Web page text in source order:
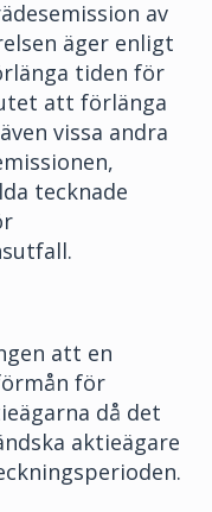
av
äger enligt
tiden för
att förlänga
vissa andra
tecknade
att en
för
då det
aktieägare